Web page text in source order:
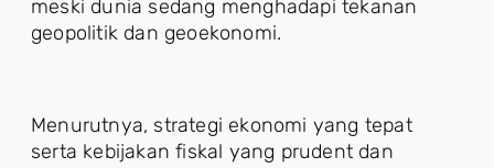
meski dunia sedang menghadapi tekanan
geopolitik dan geoekonomi.
Menurutnya, strategi ekonomi yang tepat
serta kebijakan fiskal yang prudent dan